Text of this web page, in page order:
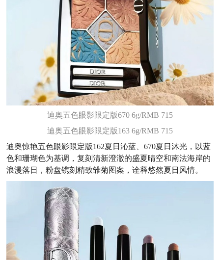
迪奥五色眼影限定版670 6g/RMB 715
迪奥五色眼影限定版163 6g/RMB 715
迪奥惊艳五色眼影限定版162夏日沁蓝、670夏日沐光，以蓝
色和珊瑚色为基调，复刻清新澄澈的盛夏晴空和南法海岸的
浪漫落日，粉盘镌刻精致雏菊图案，诠释悠然夏日风情。